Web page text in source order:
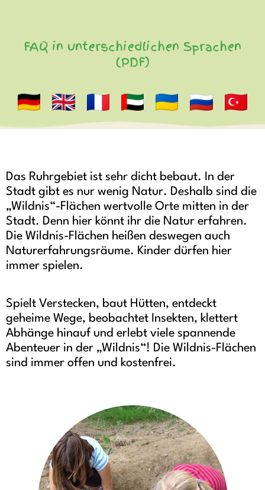
FAQ in unterschiedlichen Sprachen
(PDF)
Das Ruhrgebiet ist sehr dicht bebaut. In der
Stadt gibt es nur wenig Natur. Deshalb sind die
„Wildnis“-Flächen wertvolle Orte mitten in der
Stadt. Denn hier könnt ihr die Natur erfahren.
Die Wildnis-Flächen heißen deswegen auch
Naturerfahrungsräume. Kinder dürfen hier
immer spielen.
Spielt Verstecken, baut Hütten, entdeckt
geheime Wege, beobachtet Insekten, klettert
Abhänge hinauf und erlebt viele spannende
Abenteuer in der „Wildnis“! Die Wildnis-Flächen
sind immer offen und kostenfrei.